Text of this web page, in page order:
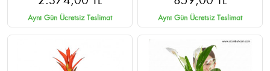
Aynı Gün Ücretsiz Teslimat Aynı Gün Ücretsiz Teslimat